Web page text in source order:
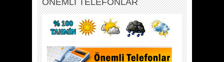
ÖNEMLİ TELEFONLAR